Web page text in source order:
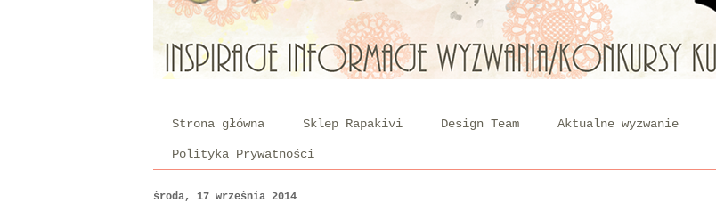
Strona główna Sklep Rapakivi Design Team Aktualne wyzwanie
Polityka Prywatności
środa, 17 września 2014